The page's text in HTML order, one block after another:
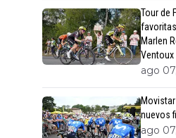
Tour de
Marlen
Ventoux
ago
nuevos
ago